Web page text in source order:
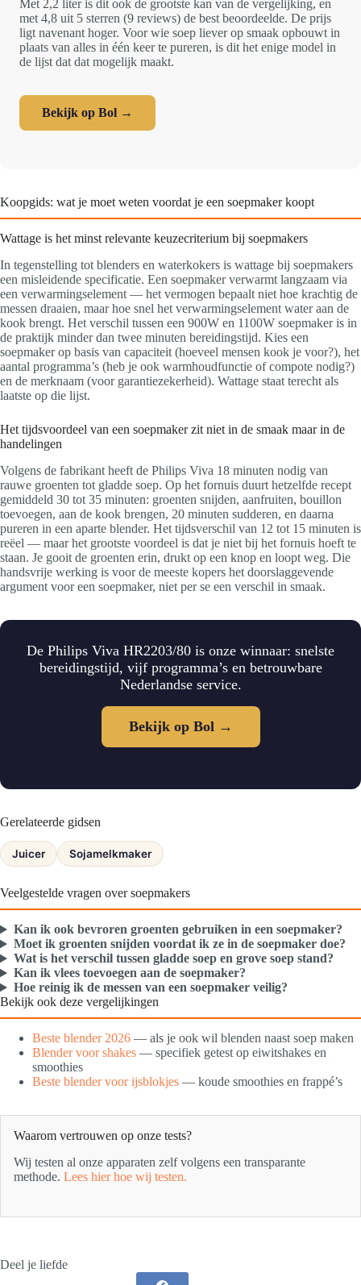
Met 2,2 liter is dit ook de grootste kan van de vergelijking, en
met 4,8 uit 5 sterren (9 reviews) de best beoordeelde. De prijs
ligt navenant hoger. Voor wie soep liever op smaak opbouwt in
plaats van alles in één keer te pureren, is dit het enige model in
de lijst dat dat mogelijk maakt.
Bekijk op Bol →
Koopgids: wat je moet weten voordat je een soepmaker koopt
Wattage is het minst relevante keuzecriterium bij soepmakers
In tegenstelling tot blenders en waterkokers is wattage bij soepmakers
een misleidende specificatie. Een soepmaker verwarmt langzaam via
een verwarmingselement — het vermogen bepaalt niet hoe krachtig de
messen draaien, maar hoe snel het verwarmingselement water aan de
kook brengt. Het verschil tussen een 900W en 1100W soepmaker is in
de praktijk minder dan twee minuten bereidingstijd. Kies een
soepmaker op basis van capaciteit (hoeveel mensen kook je voor?), het
aantal programma’s (heb je ook warmhoudfunctie of compote nodig?)
en de merknaam (voor garantiezekerheid). Wattage staat terecht als
laatste op die lijst.
Het tijdsvoordeel van een soepmaker zit niet in de smaak maar in de
handelingen
Volgens de fabrikant heeft de Philips Viva 18 minuten nodig van
rauwe groenten tot gladde soep. Op het fornuis duurt hetzelfde recept
gemiddeld 30 tot 35 minuten: groenten snijden, aanfruiten, bouillon
toevoegen, aan de kook brengen, 20 minuten sudderen, en daarna
pureren in een aparte blender. Het tijdsverschil van 12 tot 15 minuten is
reëel — maar het grootste voordeel is dat je niet bij het fornuis hoeft te
staan. Je gooit de groenten erin, drukt op een knop en loopt weg. Die
handsvrije werking is voor de meeste kopers het doorslaggevende
argument voor een soepmaker, niet per se een verschil in smaak.
De Philips Viva HR2203/80 is onze winnaar: snelste
bereidingstijd, vijf programma’s en betrouwbare
Nederlandse service.
Bekijk op Bol →
Gerelateerde gidsen
Juicer Sojamelkmaker
Veelgestelde vragen over soepmakers
Kan ik ook bevroren groenten gebruiken in een soepmaker?
Moet ik groenten snijden voordat ik ze in de soepmaker doe?
Wat is het verschil tussen gladde soep en grove soep stand?
Kan ik vlees toevoegen aan de soepmaker?
Hoe reinig ik de messen van een soepmaker veilig?
Bekijk ook deze vergelijkingen
Beste blender 2026 — als je ook wil blenden naast soep maken
Blender voor shakes — specifiek getest op eiwitshakes en
smoothies
Beste blender voor ijsblokjes — koude smoothies en frappé’s
Waarom vertrouwen op onze tests?
Wij testen al onze apparaten zelf volgens een transparante
methode. Lees hier hoe wij testen.
Deel je liefde